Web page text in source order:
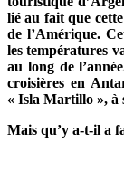
lié au fait que
de l’Amérique.
les températures
au long de
croisières en
« Isla Martillo », à
Mais qu’y a-t-il a